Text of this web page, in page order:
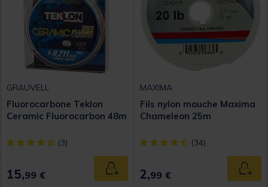
GRAUVELL
Fluorocarbone Teklon
Ceramic Fluorocarbon 48m
[object Object] out of 5 Customer Rating
(3)
15,99 € Ajouter au panier
MAXIMA
Fils nylon mouche Maxima
Chameleon 25m
[object Object] out of 5
(34)
2,99 €